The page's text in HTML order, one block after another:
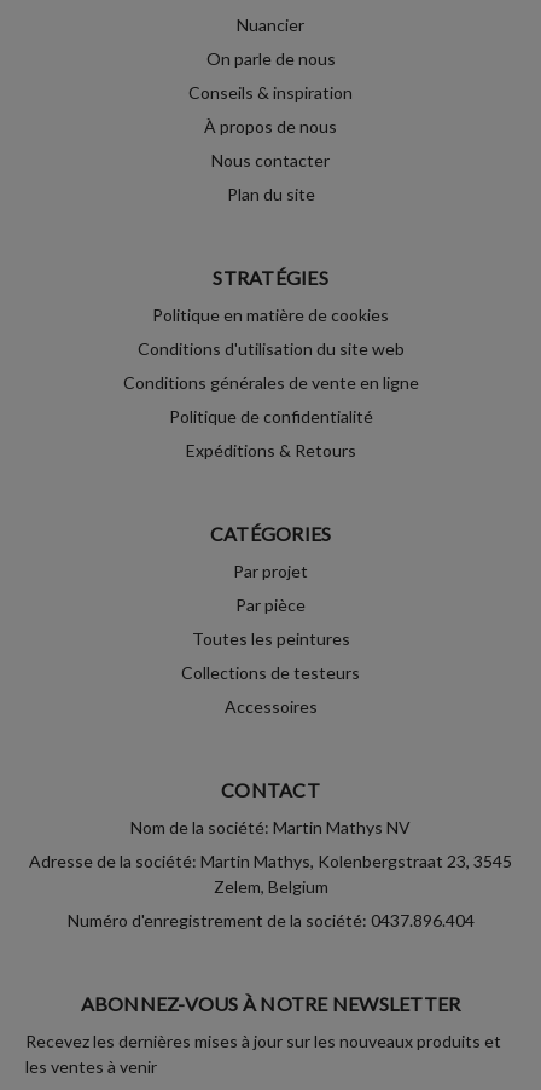
Nuancier
On parle de nous
Conseils & inspiration
À propos de nous
Nous contacter
Plan du site
STRATÉGIES
Politique en matière de cookies
Conditions d'utilisation du site web
Conditions générales de vente en ligne
Politique de confidentialité
Expéditions & Retours
CATÉGORIES
Par projet
Par pièce
Toutes les peintures
Collections de testeurs
Accessoires
CONTACT
Nom de la société: Martin Mathys NV
Adresse de la société: Martin Mathys, Kolenbergstraat 23, 3545
Zelem, Belgium
Numéro d'enregistrement de la société: 0437.896.404
ABONNEZ-VOUS À NOTRE NEWSLETTER
Recevez les dernières mises à jour sur les nouveaux produits et
les ventes à venir